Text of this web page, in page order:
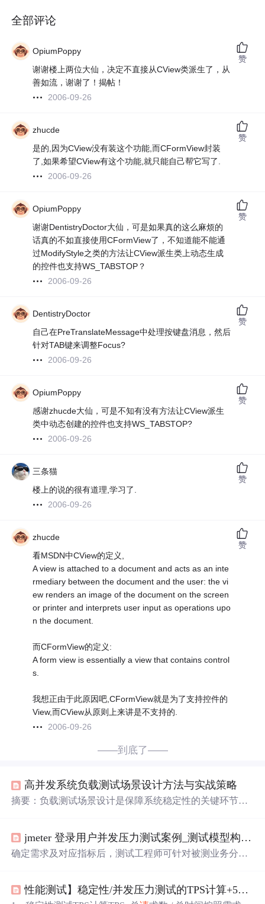
全部评论
OpiumPoppy
谢谢楼上两位大仙，决定不直接从CView类派生了，从
善如流，谢谢了！揭帖！
2006-09-26
赞
zhucde
是的,因为CView没有装这个功能,而CFormView封装
了,如果希望CView有这个功能,就只能自己帮它写了.
2006-09-26
赞
OpiumPoppy
谢谢DentistryDoctor大仙，可是如果真的这么麻烦的
话真的不如直接使用CFormView了，不知道能不能通
过ModifyStyle之类的方法让CView派生类上动态生成
的控件也支持WS_TABSTOP？
2006-09-26
赞
DentistryDoctor
自己在PreTranslateMessage中处理按键盘消息，然后
针对TAB键来调整Focus?
2006-09-26
赞
OpiumPoppy
感谢zhucde大仙，可是不知有没有方法让CView派生
类中动态创建的控件也支持WS_TABSTOP?
2006-09-26
赞
三条猫
楼上的说的很有道理,学习了.
2006-09-26
赞
zhucde
看MSDN中CView的定义,
A view is attached to a document and acts as an inte
rmediary between the document and the user: the vi
ew renders an image of the document on the screen
or printer and interprets user input as operations upo
n the document.
而CFormView的定义:
A form view is essentially a view that contains control
s.
我想正由于此原因吧,CFormView就是为了支持控件的
View,而CView从原则上来讲是不支持的.
2006-09-26
赞
——到底了——
高并发系统负载测试场景设计方法与实战策略
摘要：负载测试场景设计是保障系统稳定性的关键环节，
准测试、负载测试、压力测试等）。实施流程涵盖需求分
析、场景建模、测试执行与监控。典型场景如电商秒杀、
基准库和自动化场景生成。随着技术发展，负载测试正朝
着智能化、自动化方向演进。
jmeter 登录用户并发压力测试案例_测试模型构建及场景用例设计
确定需求及对应指标后，测试工程师可针对被测业务分析
浏览购买操作过程：打开首页，输入用户名及密码，登录-
性能测试】稳定性/并发压力测试的TPS计算+5W并发场景设计...